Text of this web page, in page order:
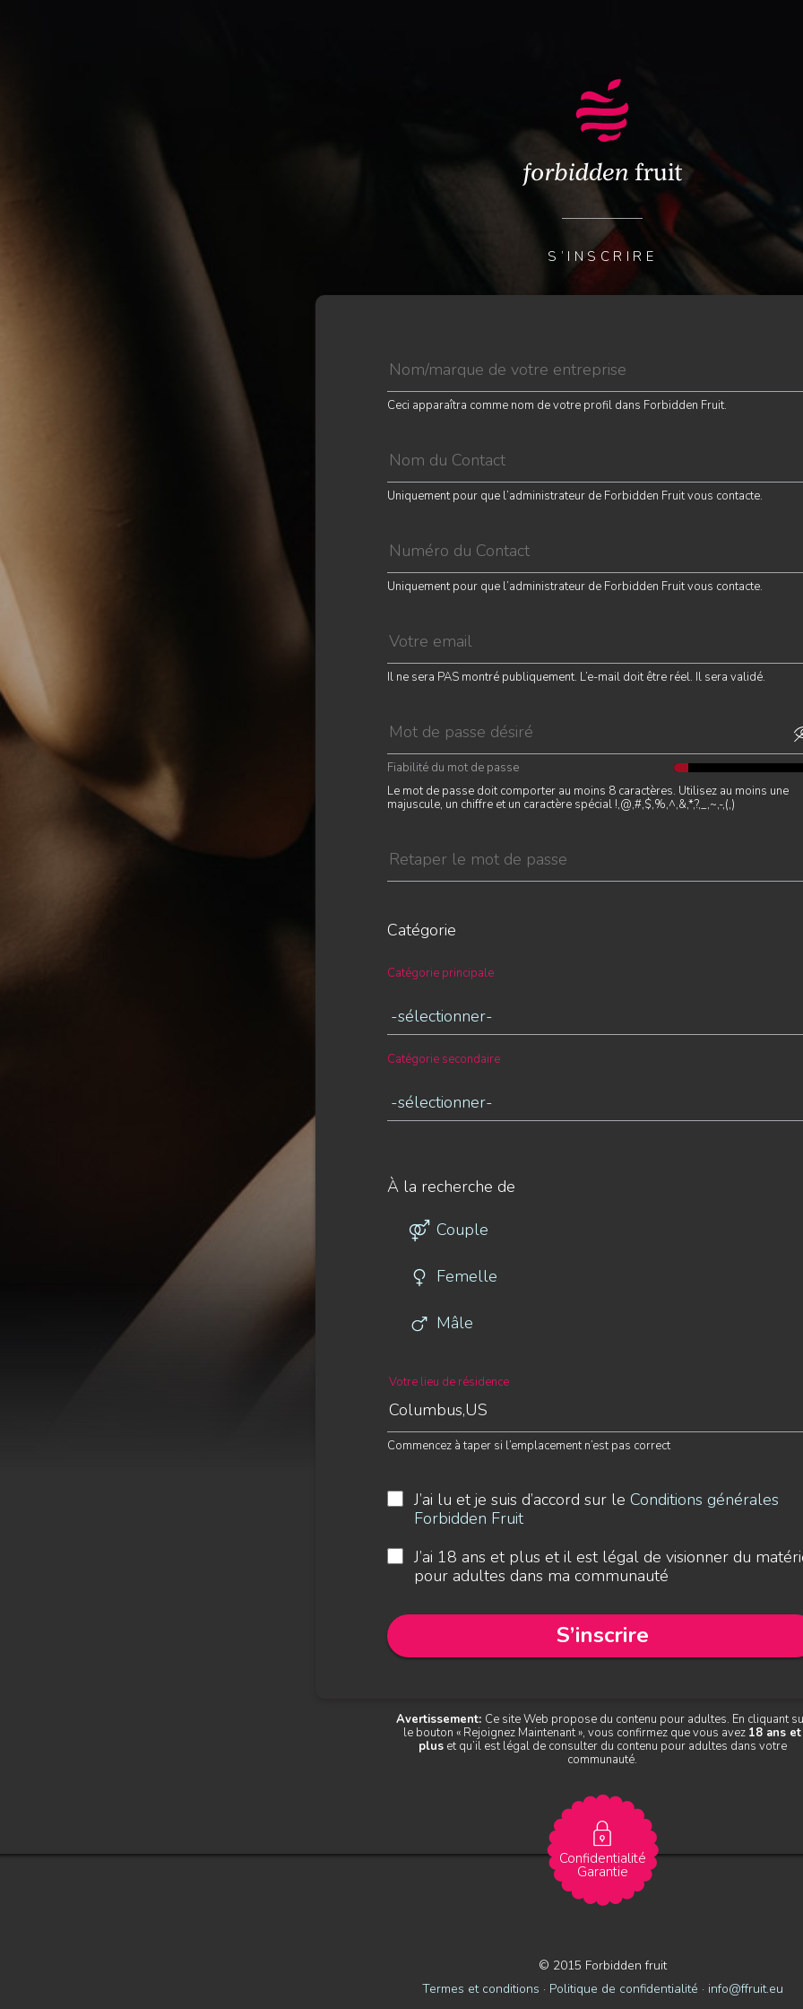
S’INSCRIRE
Ceci apparaîtra comme nom de votre profil dans Forbidden Fruit.
Uniquement pour que l’administrateur de Forbidden Fruit vous contacte.
Uniquement pour que l’administrateur de Forbidden Fruit vous contacte.
Il ne sera PAS montré publiquement. L’e-mail doit être réel. Il sera validé.
Fiabilité du mot de passe
Le mot de passe doit comporter au moins 8 caractères. Utilisez au moins une
majuscule, un chiffre et un caractère spécial !,@,#,$,%,^,&,*,?,_,~,-,(,)
Catégorie
Catégorie principale
Catégorie secondaire
À la recherche de
Couple
Femelle
Mâle
Votre lieu de résidence
Commencez à taper si l’emplacement n’est pas correct
J’ai lu et je suis d’accord sur le Conditions générales
Forbidden Fruit
J’ai 18 ans et plus et il est légal de visionner du
pour adultes dans ma communauté
S’inscrire
Avertissement: Ce site Web propose du contenu pour adultes. En cliquant
le bouton « Rejoignez Maintenant », vous confirmez que vous avez 18 ans et
pluset qu’il est légal de consulter du contenu pour adultes dans votre
communauté.
Confidentialité
Garantie
© 2015 Forbidden fruit
Termes et conditions · Politique de confidentialité · info@ffruit.eu